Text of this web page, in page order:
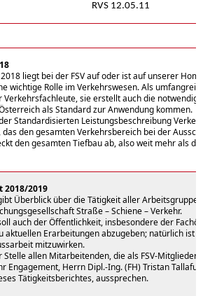
RVS 12.05.11
liegt bei der FSV auf oder ist auf unserer
wichtige Rolle im Verkehrswesen. Als
sie erstellt auch die notwendigen
als Standard zur Anwendung kommen.
Standardisierten Leistungsbeschreibung Verkehr
den gesamten Verkehrsbereich bei der
den gesamten Tiefbau ab, also weit mehr als das
2018/2019
Überblick über die Tätigkeit aller Arbeitsgruppen
Straße – Schiene – Verkehr.
auch der Öffentlichkeit, insbesondere der
aktuellen Erarbeitungen abzugeben; natürlich ist
mitzuwirken.
Stelle allen Mitarbeitenden, die als FSV-Mitglieder
Engagement, Herrn Dipl.-Ing. (FH) Tristan
Tätigkeitsberichtes, aussprechen.